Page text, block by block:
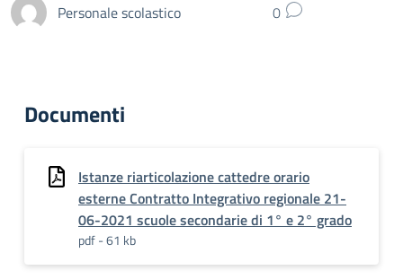
Personale scolastico 0
Documenti
Istanze riarticolazione cattedre orario
esterne Contratto Integrativo regionale 21-
06-2021 scuole secondarie di 1° e 2° grado
pdf - 61 kb